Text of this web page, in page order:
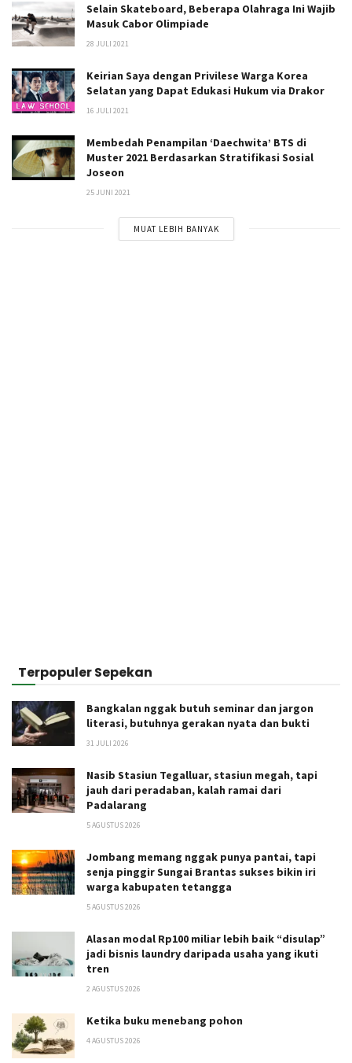
Selain Skateboard, Beberapa Olahraga Ini Wajib
Masuk Cabor Olimpiade
28 JULI 2021
Keirian Saya dengan Privilese Warga Korea
Selatan yang Dapat Edukasi Hukum via Drakor
16 JULI 2021
Membedah Penampilan ‘Daechwita’ BTS di
Muster 2021 Berdasarkan Stratifikasi Sosial
Joseon
25 JUNI 2021
MUAT LEBIH BANYAK
Terpopuler Sepekan
Bangkalan nggak butuh seminar dan jargon
literasi, butuhnya gerakan nyata dan bukti
31 JULI 2026
Nasib Stasiun Tegalluar, stasiun megah, tapi
jauh dari peradaban, kalah ramai dari
Padalarang
5 AGUSTUS 2026
Jombang memang nggak punya pantai, tapi
senja pinggir Sungai Brantas sukses bikin iri
warga kabupaten tetangga
5 AGUSTUS 2026
Alasan modal Rp100 miliar lebih baik “disulap”
jadi bisnis laundry daripada usaha yang ikuti
tren
2 AGUSTUS 2026
Ketika buku menebang pohon
4 AGUSTUS 2026